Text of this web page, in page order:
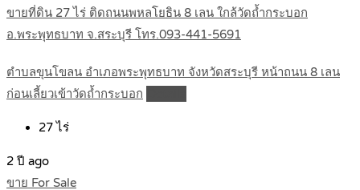
ขายที่ดิน 27 ไร่ ติดถนนพหลโยธิน 8 เลน ใกล้วัดถ้ำกระบอก
อ.พระพุทธบาท จ.สระบุรี โทร.093-441-5691
ตำบลขุนโขลน อำเภอพระพุทธบาท จังหวัดสระบุรี หน้าถนน 8 เลน
ก่อนเลี้ยวเข้าวัดถ้ำกระบอก
27 ไร่
2 ปี ago
ขาย For Sale